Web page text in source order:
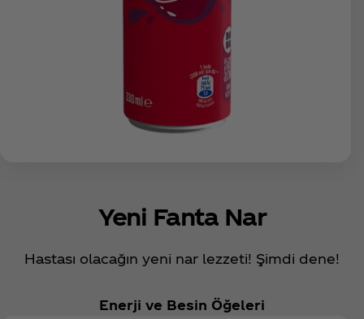
Yeni Fanta Nar
Hastası olacağın yeni nar lezzeti! Şimdi dene!
Enerji ve Besin Öğeleri